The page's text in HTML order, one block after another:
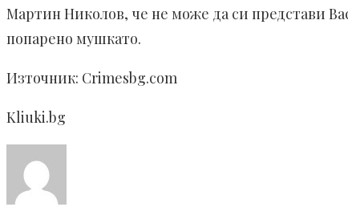
Мартин Николов, че не може да си представи
попарено мушкато.
Източник: Crimesbg.com
Kliuki.bg